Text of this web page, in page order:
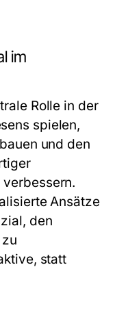
im
Rolle in der
spielen,
und den
Ansätze
den
statt